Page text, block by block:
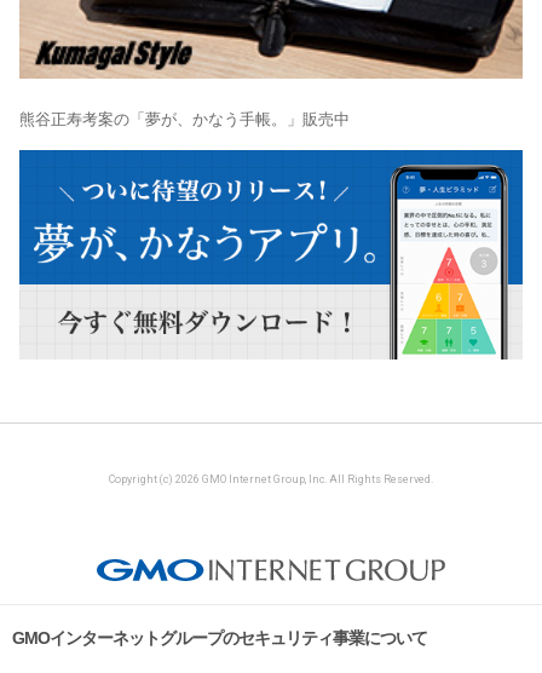
熊谷正寿考案の「夢が、かなう手帳。」販売中
Copyright (c) 2026 GMO Internet Group, Inc. All Rights Reserved.
GMOインターネットグループのセキュリティ事業について